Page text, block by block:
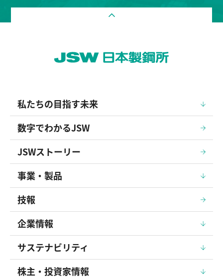
私たちの目指す未来
数字でわかるJSW
JSWストーリー
事業・製品
技報
企業情報
サステナビリティ
株主・投資家情報